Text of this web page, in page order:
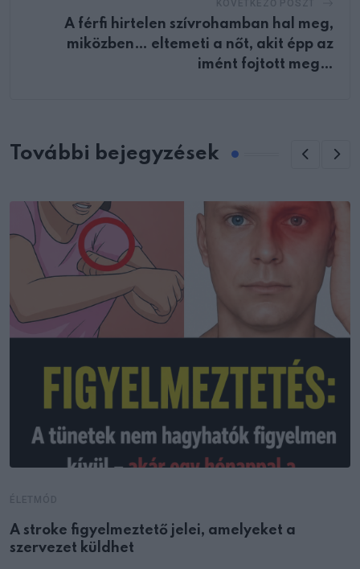
A férfi hirtelen szívrohamban hal meg,
miközben… eltemeti a nőt, akit épp az
imént fojtott meg…
További bejegyzések
A stroke figyelmeztető jelei, amelyeket a
szervezet küldhet